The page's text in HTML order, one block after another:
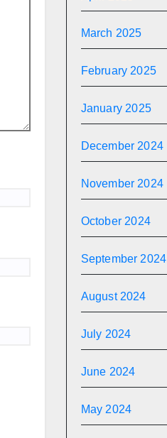
March 2025
February 2025
January 2025
December 2024
November 2024
October 2024
September 2024
August 2024
July 2024
June 2024
May 2024